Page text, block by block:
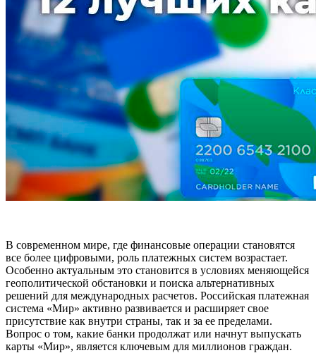
В современном мире, где финансовые операции становятся
все более цифровыми, роль платежных систем возрастает.
Особенно актуальным это становится в условиях меняющейся
геополитической обстановки и поиска альтернативных
решений для международных расчетов. Российская платежная
система «Мир» активно развивается и расширяет свое
присутствие как внутри страны, так и за ее пределами.
Вопрос о том, какие банки продолжат или начнут выпускать
карты «Мир», является ключевым для миллионов граждан.